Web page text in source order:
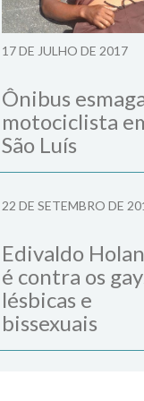
17 DE JULHO DE 2017
Ônibus
motociclista
São Luís
22 DE SETEMBRO DE
Edivaldo
é contra os
lésbicas e
bissexuais